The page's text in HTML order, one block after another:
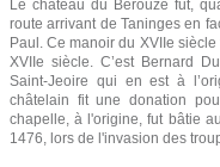
Le château du Bérouze fut,
route arrivant de Taninges en
Paul. Ce manoir du XVIIe
XVIIe siècle. C’est Bernard
Saint-Jeoire qui en est à
châtelain fit une donation
chapelle, à l'origine, fut bâtie
1476, lors de l'invasion des